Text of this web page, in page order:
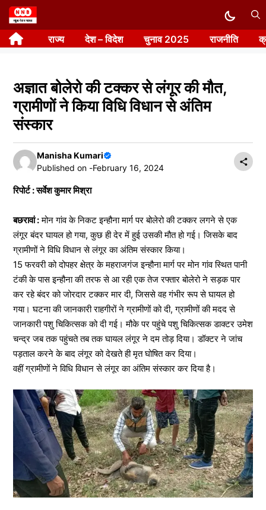
Skip
to
content राज्य देश – विदेश चुनाव 2025 राजनीति
अज्ञात बोलेरो की टक्कर से लंगूर की मौत,
ग्रामीणों ने किया विधि विधान से अंतिम
संस्कार
Manisha Kumari
Published on -February 16, 2024
रिपोर्ट : सर्वेश कुमार मिश्रा
बछरावां :मोन गांव के निकट इन्हौना मार्ग पर बोलेरो की टक्कर लगने से एक
लंगूर बंदर घायल हो गया, कुछ ही देर में हुई उसकी मौत हो गई। जिसके बाद
ग्रामीणों ने विधि विधान से लंगूर का‌ अंतिम संस्कार किया।
15 फरवरी को दोपहर क्षेत्र के महराजगंज इन्हौना मार्ग पर मोन गांव स्थित पानी
टंकी के पास इन्हौना की तरफ से आ रही एक तेज रफ्तार बोलेरो ने सड़क पार
कर रहे बंदर को जोरदार टक्कर मार दी, जिससे वह गंभीर रूप से घायल हो
गया। घटना की जानकारी राहगीरों ने ग्रामीणों को दी, ग्रामीणों की मदद से
जानकारी पशु चिकित्सक को दी गई। मौके पर पहुंचे पशु चिकित्सक डाक्टर उमेश
चन्द्र जब तक पहुंचते तब तक घायल लंगूर ने दम तोड़ दिया। डॉक्टर ने जांच
पड़ताल करने के बाद लंगूर को देखते ही मृत घोषित कर दिया।
वहीं ग्रामीणों ने विधि विधान से लंगूर का अंतिम संस्कार कर दिया है।